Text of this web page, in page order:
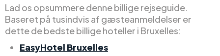
Lad os opsummere denne billige rejseguide.
Baseret på tusindvis af gæsteanmeldelser er
dette de bedste billige hoteller i Bruxelles:
EasyHotel Bruxelles